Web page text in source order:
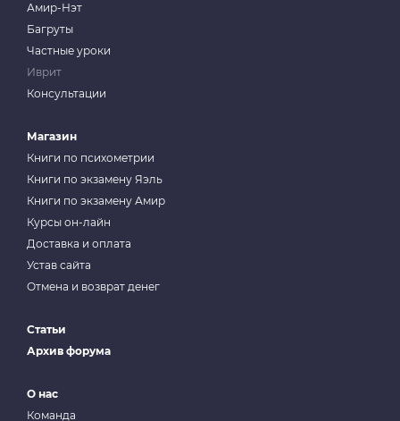
Амир-Нэт
Багруты
Частные уроки
Иврит
Консультации
Магазин
Книги по психометрии
Книги по экзамену Яэль
Книги по экзамену Амир
Курсы он-лайн
Доставка и оплата
Устав сайта
Отмена и возврат денег
Статьи
Архив форума
О нас
Команда